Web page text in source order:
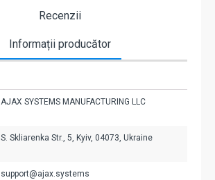
Recenzii
Informații producător
AJAX SYSTEMS MANUFACTURING LLC
S. Skliarenka Str., 5, Kyiv, 04073, Ukraine
support@ajax.systems